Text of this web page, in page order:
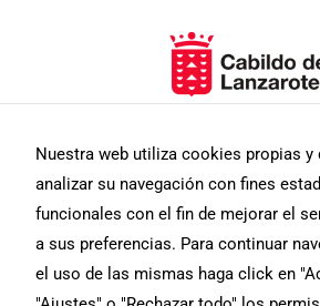
Nuestra web utiliza cookies propias y
analizar su navegación con fines
funcionales con el fin de mejorar el
a sus preferencias. Para continuar
el uso de las mismas haga click en
son
para
web.
Para